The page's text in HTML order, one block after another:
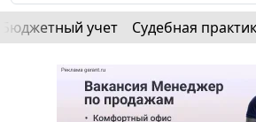
Бюджетный учет Судебная